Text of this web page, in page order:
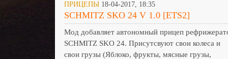
ПРИЦЕПЫ18-04-2017, 18:35
SCHMITZ SKO 24 V 1.0 [ETS2]
Мод добавляет автономный прицеп
SCHMITZ SKO 24. Присутсвуют свои колеса и
свои грузы (Яблоко, фрукты, мясные грузы,